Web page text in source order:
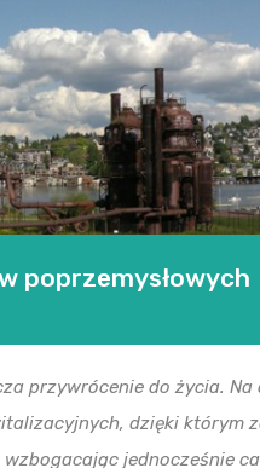
poprzemysłowych
przywrócenie do życia. Na
dzięki którym
jednocześnie